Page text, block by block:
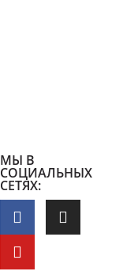
МЫ В
СОЦИАЛЬНЫХ
СЕТЯХ: